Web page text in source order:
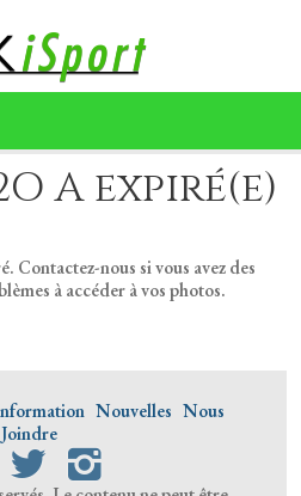
A expiré(e)
Contactez-nous si vous avez des
à accéder à vos photos.
Nouvelles Nous
Joindre